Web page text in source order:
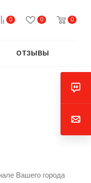
0 0 0
ОТЗЫВЫ
Вашего города